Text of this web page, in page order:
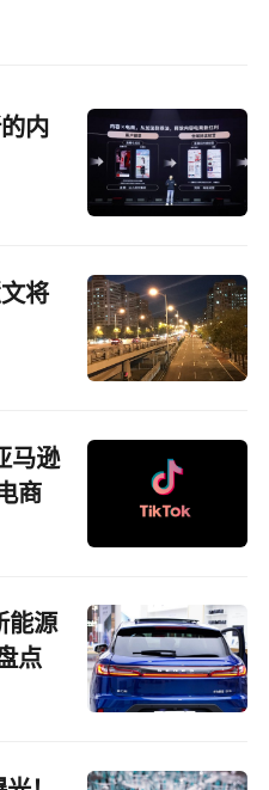
内
将
马逊
商
能源
点